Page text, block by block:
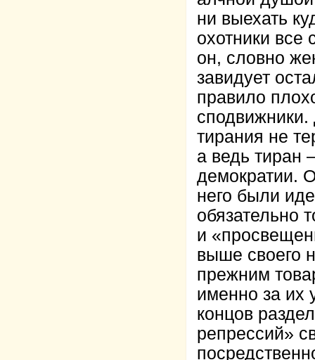
ни выехать
охотники
он, словно
завидует
правило
сподвижники.
тирания не
а ведь тиран
демократии.
него были
обязательно
и
выше своего
прежним
именно за их
концов
репрессий»